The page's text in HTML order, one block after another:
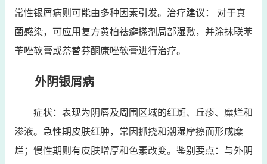
常性银屑病则可能由多种因素引发。治疗建议： 对于真
菌感染，可应用复方黄柏祛癣搽剂局部湿敷，并涂抹联苯
苄唑软膏或萘替芬酮康唑软膏进行治疗。
外阴银屑病
症状：表现为阴唇及周围区域的红斑、丘疹、糜烂和
渗液。急性期皮肤红肿，常因抓挠和潮湿摩擦而形成糜
烂；慢性期则有皮肤增厚和色素改变。鉴别要点：与外阴